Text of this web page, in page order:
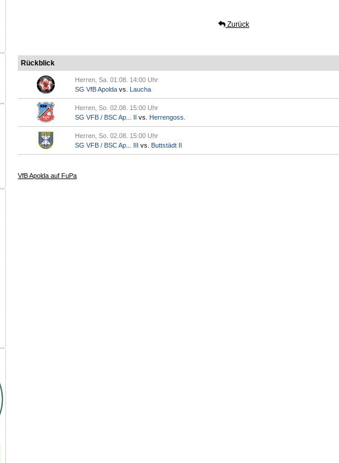
Zurück
Rückblick
Herren, Sa. 01.08. 14:00 Uhr
SG VfB Apolda vs. Laucha
Herren, So. 02.08. 15:00 Uhr
SG VFB / BSC Ap... II vs. Herrengoss.
Herren, So. 02.08. 15:00 Uhr
SG VFB / BSC Ap... III vs. Buttstädt II
VfB Apolda auf FuPa